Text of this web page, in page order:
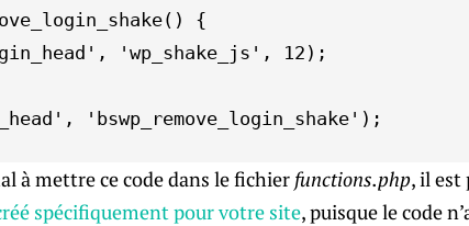
{
'wp_shake_js', 12);
'bswp_remove_login_shake');
à mettre ce code dans le fichier functions.php, il est
spécifiquement pour votre site, puisque le code